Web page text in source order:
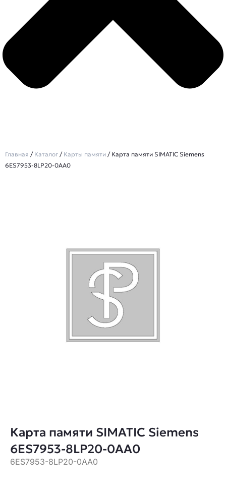
Главная / Каталог / Карты памяти / Карта памяти SIMATIC Siemens
6ES7953-8LP20-0AA0
Карта памяти SIMATIC Siemens
6ES7953-8LP20-0AA0
6ES7953-8LP20-0AA0